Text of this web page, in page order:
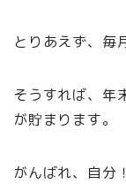
とりあえず、毎
そうすれば、年
が貯まります。
がんばれ、自分！